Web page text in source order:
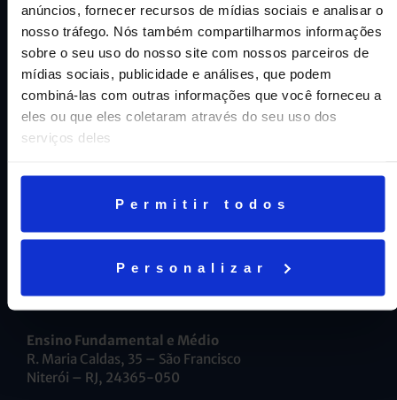
anúncios, fornecer recursos de mídias sociais e analisar o
nosso tráfego. Nós também compartilharmos informações
sobre o seu uso do nosso site com nossos parceiros de
mídias sociais, publicidade e análises, que podem
combiná-las com outras informações que você forneceu a
eles ou que eles coletaram através do seu uso dos
serviços deles
Permitir todos
Personalizar
AJUDA E SUPORTE
Fale conosco
Trabalhe Conosco
Aviso geral de proteção de dados
INTRANET
Alunos e Responsáveis
Ensino Fundamental e Médio
R. Maria Caldas, 35 – São Francisco
Niterói – RJ, 24365-050